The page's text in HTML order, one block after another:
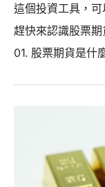
這個投資工具，
趕快來認識股票
01. 股票期貨是什